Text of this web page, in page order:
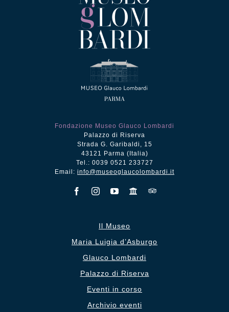
Fondazione Museo Glauco Lombardi
Palazzo di Riserva
Strada G. Garibaldi, 15
43121 Parma (Italia)
Tel.: 0039 0521 233727
Email: info@museoglaucolombardi.it
Il Museo
Maria Luigia d’Asburgo
Glauco Lombardi
Palazzo di Riserva
Eventi in corso
Archivio eventi